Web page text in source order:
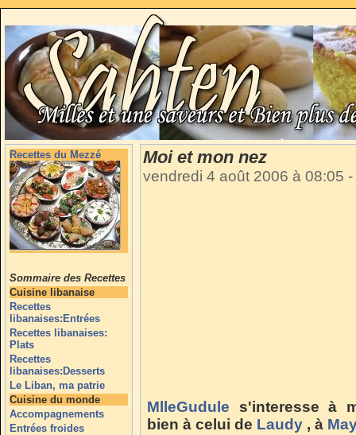
Recettes du Mezzé
Sommaire des Recettes
Cuisine libanaise
Recettes
libanaises:Entrées
Recettes libanaises:
Plats
Recettes
libanaises:Desserts
Le Liban, ma patrie
Cuisine du monde
Accompagnements
Entrées froides
Moi et mon nez
vendredi 4 août 2006 à 08:05 -
MlleGudule s'interesse à
bien à celui de Laudy , à